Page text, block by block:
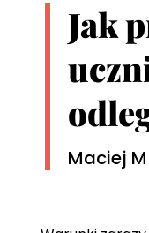
Jak
Maciej M